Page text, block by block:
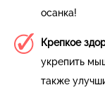
осанка!
Крепкое
укрепить
также